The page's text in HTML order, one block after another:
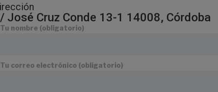
José Cruz Conde 13-1 14008, Córdoba
Tu nombre (obligatorio)
Tu correo electrónico (obligatorio)